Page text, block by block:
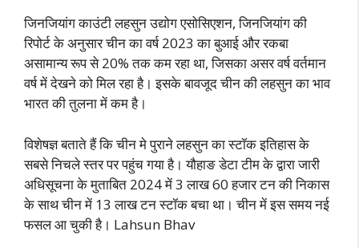
जिनजियांग काउंटी लहसुन उद्योग एसोसिएशन, जिनजियांग की
रिपोर्ट के अनुसार चीन का वर्ष 2023 का बुआई और रकबा
असामान्य रूप से 20% तक कम रहा था, जिसका असर वर्ष वर्तमान
वर्ष में देखने को मिल रहा है। इसके बावजूद चीन की लहसुन का भाव
भारत की तुलना में कम है।
विशेषज्ञ बताते हैं कि चीन मे पुराने लहसुन का स्टॉक इतिहास के
सबसे निचले स्तर पर पहुंच गया है। यौहाङ डेटा टीम के द्वारा जारी
अधिसूचना के मुताबित 2024 में 3 लाख 60 हजार टन की निकास
के साथ चीन में 13 लाख टन स्टॉक बचा था। चीन में इस समय नई
फसल आ चुकी है। Lahsun Bhav